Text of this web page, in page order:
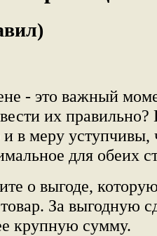
- это важный
их
в меру уступчивы,
для обеих
о выгоде,
За выгодную
крупную сумму.